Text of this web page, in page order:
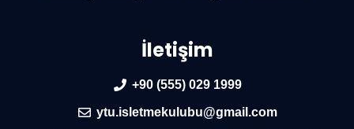
İletişim
+90 (555) 029 1999
ytu.isletmekulubu@gmail.com